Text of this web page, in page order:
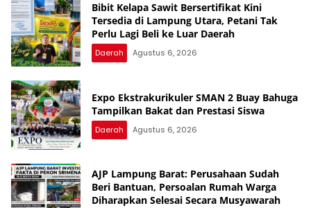
Bibit Kelapa Sawit Bersertifikat Kini
Tersedia di Lampung Utara, Petani Tak
Perlu Lagi Beli ke Luar Daerah
Daerah Agustus 6, 2026
Expo Ekstrakurikuler SMAN 2 Buay Bahuga
Tampilkan Bakat dan Prestasi Siswa
Daerah Agustus 6, 2026
AJP Lampung Barat: Perusahaan Sudah
Beri Bantuan, Persoalan Rumah Warga
Diharapkan Selesai Secara Musyawarah